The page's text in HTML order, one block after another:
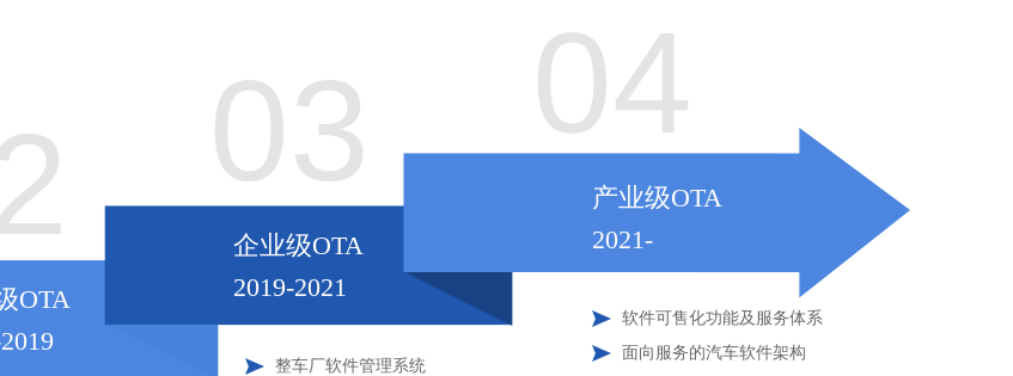
OTA
03
企业级OTA
2019-2021
整车厂软件管理系统
04
产业级OTA
2021-
软件可售化功能及服务体系
面向服务的汽车软件架构